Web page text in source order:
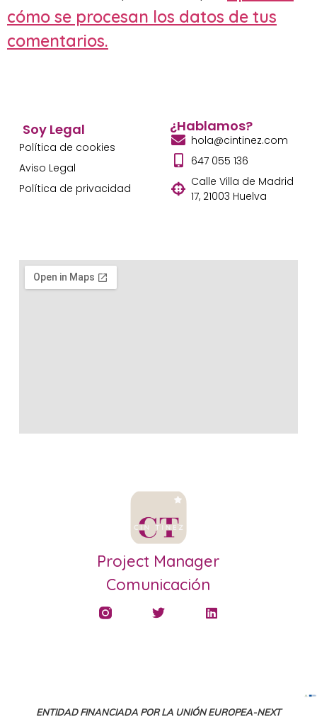
cómo se procesan los datos de tus
comentarios.
Project Manager
Comunicación
Soy Legal
Política de cookies
Aviso Legal
Política de privacidad
¿Hablamos?
hola@cintinez.com
647 055 136
Calle Villa de Madrid
17, 21003 Huelva
ENTIDAD FINANCIADA POR LA UNIÓN EUROPEA-NEXT